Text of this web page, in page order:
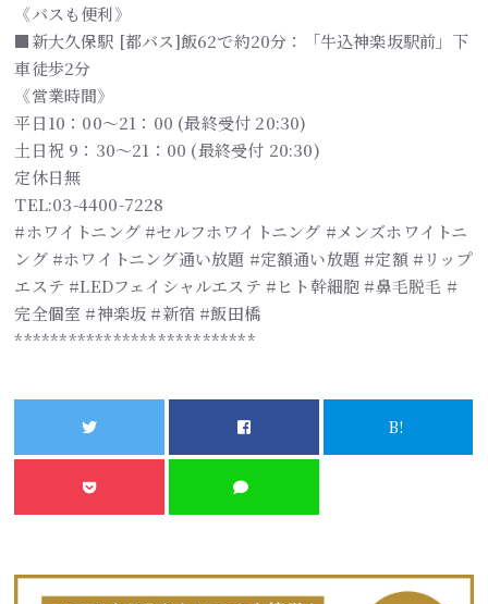
《バスも便利》
■新大久保駅 [都バス]飯62で約20分：「牛込神楽坂駅前」下
車徒歩2分
《営業時間》
平日10：00～21：00 (最終受付 20:30)
土日祝 9：30～21：00 (最終受付 20:30)
定休日無
TEL:03-4400-7228
#ホワイトニング #セルフホワイトニング #メンズホワイトニ
ング #ホワイトニング通い放題 #定額通い放題 #定額 #リップ
エステ #LEDフェイシャルエステ #ヒト幹細胞 #鼻毛脱毛 #
完全個室 #神楽坂 #新宿 #飯田橋
***************************
B!